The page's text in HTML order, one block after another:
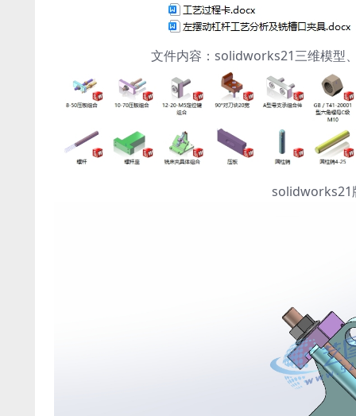
文件内容：solidworks21三维模型
solidworks21